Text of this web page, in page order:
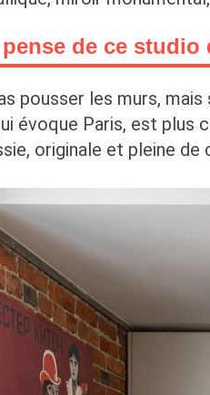
de ce
pousser les murs,
évoque Paris, est plus
originale et pleine